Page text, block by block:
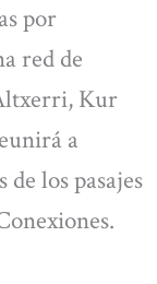
por
red de
Kur
a
de los pasajes